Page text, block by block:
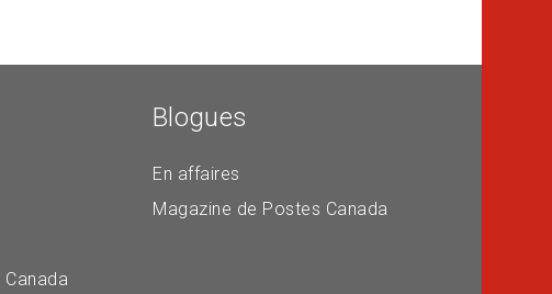
Blogues
En affaires
Magazine de Postes Canada